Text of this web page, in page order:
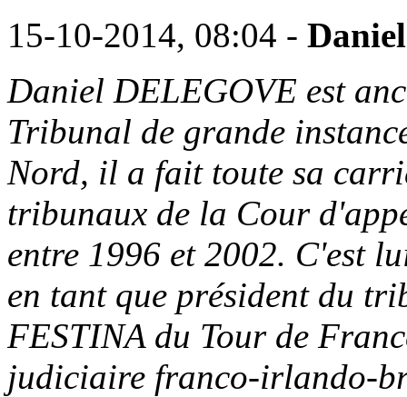
15-10-2014, 08:04 -
Daniel DELEGOVE est
Tribunal de grande
Nord, il a fait toute sa
tribunaux de la Cour
entre 1996 et 2002. C'est
en tant que président du
FESTINA du Tour de
judiciaire franco-irlando-